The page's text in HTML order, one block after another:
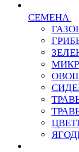
СЕМЕНА